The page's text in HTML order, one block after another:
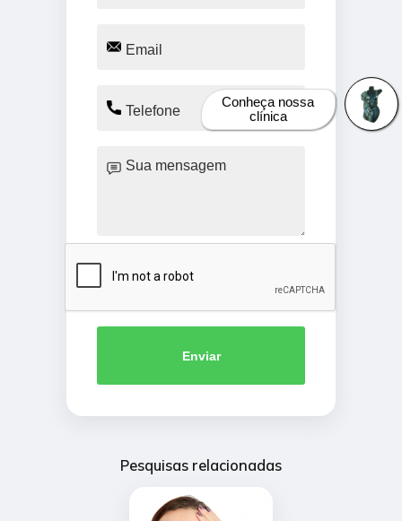
Enviar
Pesquisas relacionadas
Conheça nossa
clínica